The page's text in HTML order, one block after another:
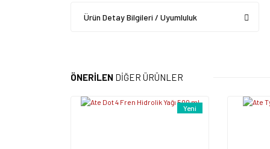
Ürün Detay Bilgileri / Uyumluluk
ÖNERİLEN DİĞER ÜRÜNLER
Yeni